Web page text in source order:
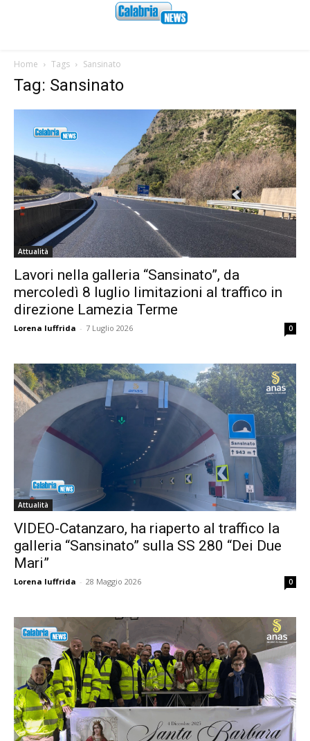
Home Tags Sansinato
Tag: Sansinato
Attualità
Lavori nella galleria “Sansinato”, da
mercoledì 8 luglio limitazioni al traffico in
direzione Lamezia Terme
Lorena Iuffrida - 7 Luglio 2026 0
Attualità
VIDEO-Catanzaro, ha riaperto al traffico la
galleria “Sansinato” sulla SS 280 “Dei Due
Mari”
Lorena Iuffrida - 28 Maggio 2026 0